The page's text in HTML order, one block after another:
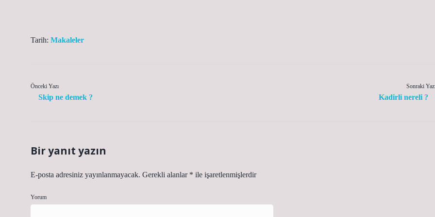
Tarih: Makaleler
Önceki Yazı
Skip ne demek ?
Sonraki
Kadirli nereli ?
Bir yanıt yazın
E-posta adresiniz yayınlanmayacak. Gerekli alanlar * ile işaretlenmişlerdir
Yorum